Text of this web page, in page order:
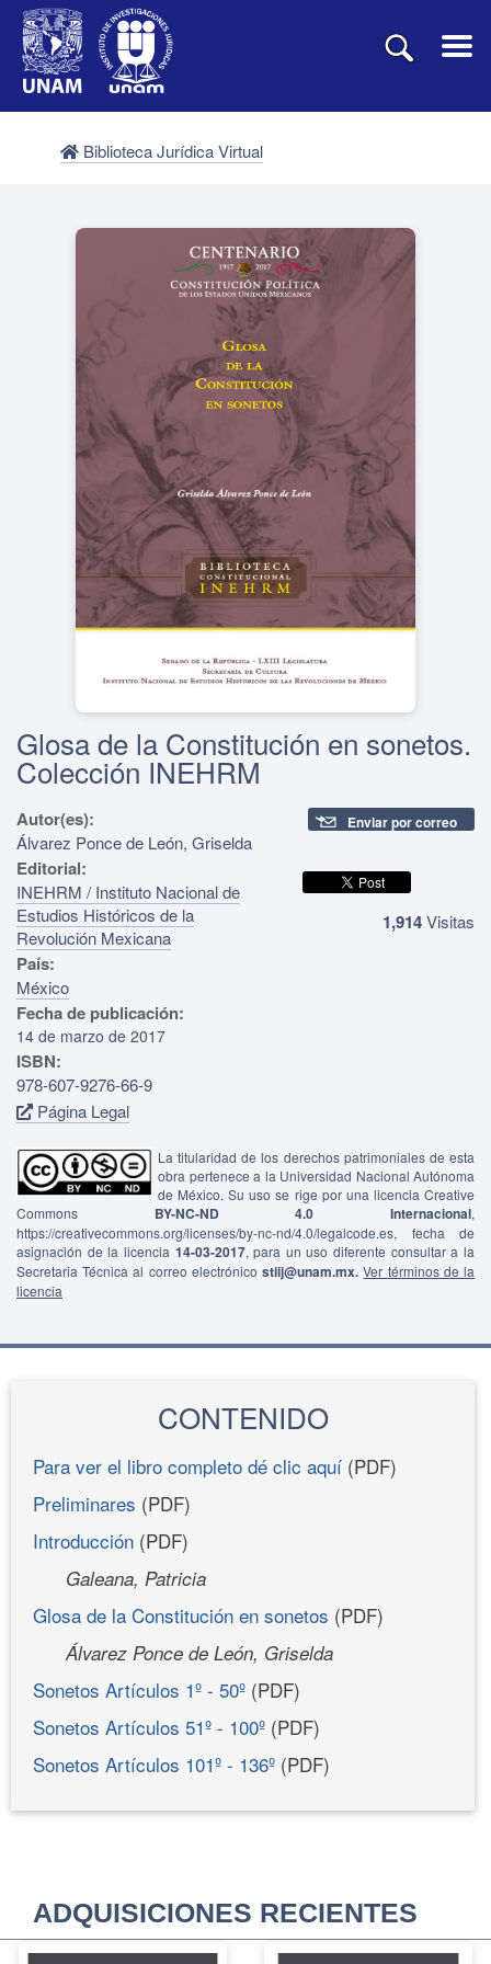
Biblioteca Jurídica Virtual
Glosa de la Constitución en sonetos.
Colección INEHRM
Autor(es):
Álvarez Ponce de León, Griselda
Editorial:
INEHRM / Instituto Nacional de
Estudios Históricos de la
Revolución Mexicana
País:
México
Fecha de publicación:
14 de marzo de 2017
ISBN:
978-607-9276-66-9
Página Legal
Enviar por correo
1,914Visitas
La titularidad de los derechos patrimoniales de esta
obra pertenece a la Universidad Nacional Autónoma
de México. Su uso se rige por una licencia Creative
Commons BY-NC-ND 4.0 Internacional,
https://creativecommons.org/licenses/by-nc-nd/4.0/legalcode.es, fecha de
asignación de la licencia 14-03-2017, para un uso diferente consultar a la
Secretaria Técnica al correo electrónicostiij@unam.mx. Ver términos de la
licencia
CONTENIDO
Para ver el libro completo dé clic aquí (PDF)
Preliminares (PDF)
Introducción (PDF)
Galeana, Patricia
Glosa de la Constitución en sonetos (PDF)
Álvarez Ponce de León, Griselda
Sonetos Artículos 1º - 50º (PDF)
Sonetos Artículos 51º - 100º (PDF)
Sonetos Artículos 101º - 136º (PDF)
ADQUISICIONES RECIENTES